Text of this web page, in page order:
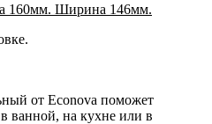
160мм. Ширина 146мм.
от Econova поможет
ванной, на кухне или в